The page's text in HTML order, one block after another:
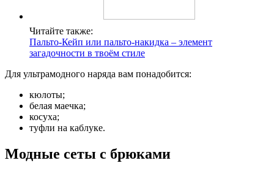
Читайте также:
Пальто-Кейп или пальто-накидка – элемент
загадочности в твоём стиле
Для ультрамодного наряда вам понадобится:
кюлоты;
белая маечка;
косуха;
туфли на каблуке.
Модные сеты с брюками